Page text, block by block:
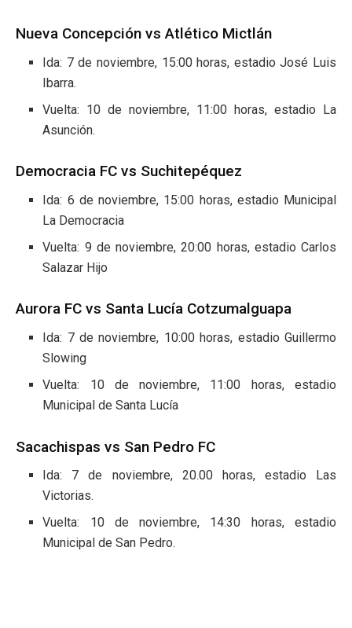
Nueva Concepción vs Atlético Mictlán
Ida: 7 de noviembre, 15:00 horas, estadio José Luis
Ibarra.
Vuelta: 10 de noviembre, 11:00 horas, estadio La
Asunción.
Democracia FC vs Suchitepéquez
Ida: 6 de noviembre, 15:00 horas, estadio Municipal
La Democracia
Vuelta: 9 de noviembre, 20:00 horas, estadio Carlos
Salazar Hijo
Aurora FC vs Santa Lucía Cotzumalguapa
Ida: 7 de noviembre, 10:00 horas, estadio Guillermo
Slowing
Vuelta: 10 de noviembre, 11:00 horas, estadio
Municipal de Santa Lucía
Sacachispas vs San Pedro FC
Ida: 7 de noviembre, 20.00 horas, estadio Las
Victorias.
Vuelta: 10 de noviembre, 14:30 horas, estadio
Municipal de San Pedro.